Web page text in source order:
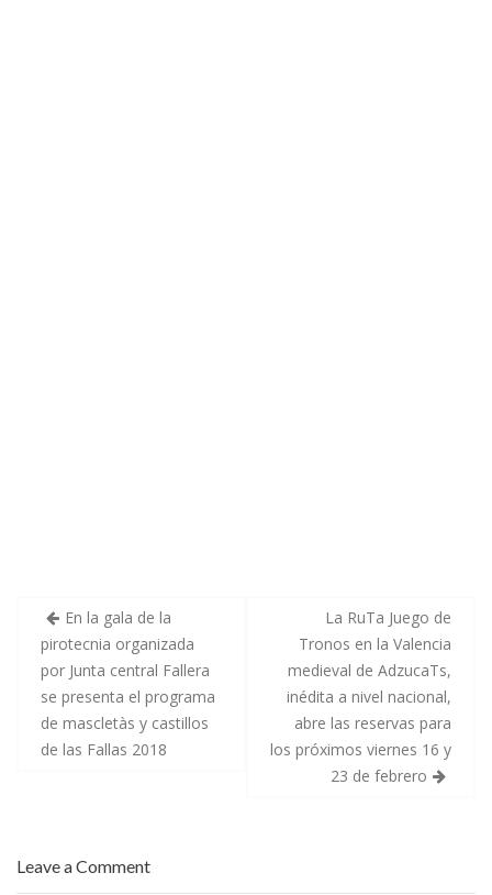
En la gala de la
pirotecnia organizada
por Junta central Fallera
se presenta el programa
de mascletàs y castillos
de las Fallas 2018
La RuTa Juego de
Tronos en la Valencia
medieval de AdzucaTs,
inédita a nivel nacional,
abre las reservas para
los próximos viernes 16 y
23 de febrero
Leave a Comment